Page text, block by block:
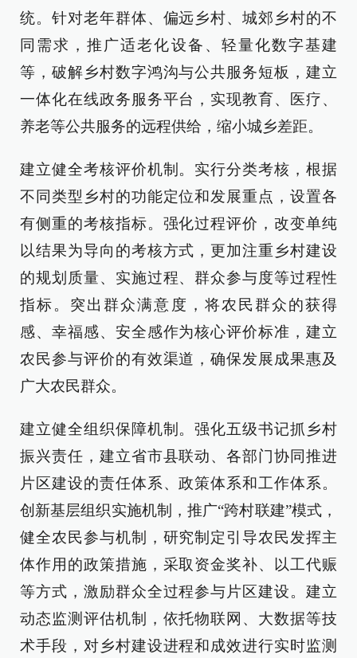
统。针对老年群体、偏远乡村、城郊乡村的不
同需求，推广适老化设备、轻量化数字基建
等，破解乡村数字鸿沟与公共服务短板，建立
一体化在线政务服务平台，实现教育、医疗、
养老等公共服务的远程供给，缩小城乡差距。
建立健全考核评价机制。实行分类考核，根据
不同类型乡村的功能定位和发展重点，设置各
有侧重的考核指标。强化过程评价，改变单纯
以结果为导向的考核方式，更加注重乡村建设
的规划质量、实施过程、群众参与度等过程性
指标。突出群众满意度，将农民群众的获得
感、幸福感、安全感作为核心评价标准，建立
农民参与评价的有效渠道，确保发展成果惠及
广大农民群众。
建立健全组织保障机制。强化五级书记抓乡村
振兴责任，建立省市县联动、各部门协同推进
片区建设的责任体系、政策体系和工作体系。
创新基层组织实施机制，推广“跨村联建”模式，
健全农民参与机制，研究制定引导农民发挥主
体作用的政策措施，采取资金奖补、以工代赈
等方式，激励群众全过程参与片区建设。建立
动态监测评估机制，依托物联网、大数据等技
术手段，对乡村建设进程和成效进行实时监测